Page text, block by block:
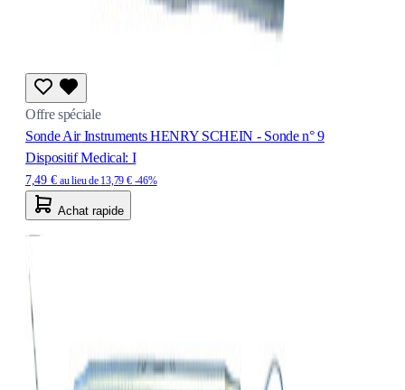
Offre spéciale
Sonde Air Instruments HENRY SCHEIN - Sonde n° 9
Dispositif Medical: I
7,49 € au lieu de 13,79 € -46%
Achat rapide